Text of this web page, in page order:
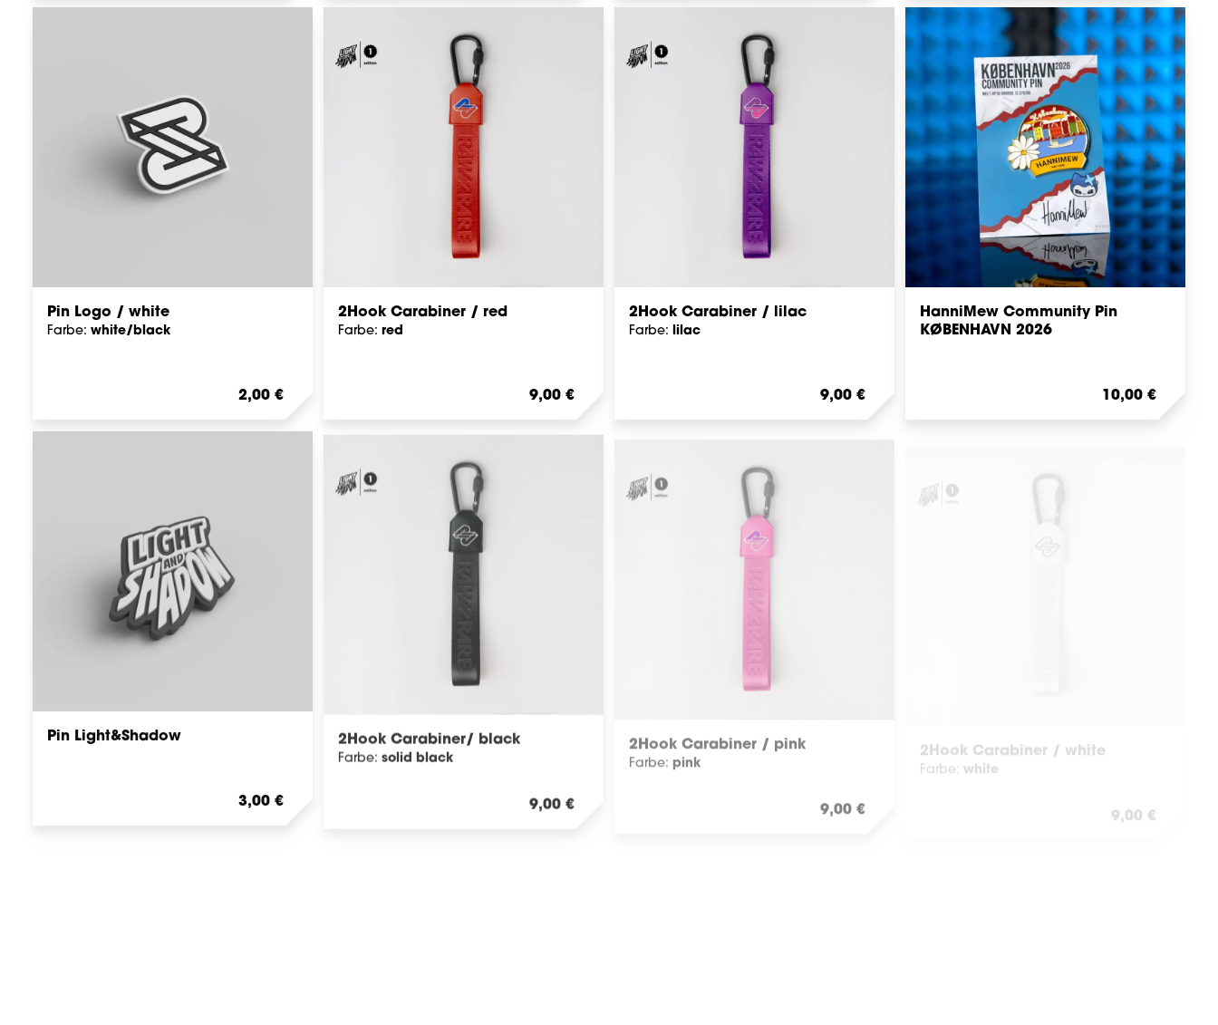
Pin Logo / white
Farbe: white/black
Regulärer Preis:
2,00 €
2Hook Carabiner / red
Farbe: red
Regulärer Preis:
9,00 €
2Hook Carabiner / lilac
Farbe: lilac
Regulärer Preis:
9,00 €
HanniMew Community Pin
KØBENHAVN 2026
Regulärer Preis:
10,00 €
Pin Light&Shadow
Regulärer Preis:
3,00 €
2Hook Carabiner/ black
Farbe: solid black
Regulärer Preis:
9,00 €
2Hook Carabiner / pink
Farbe:pink
9,00 €
Farbe:white